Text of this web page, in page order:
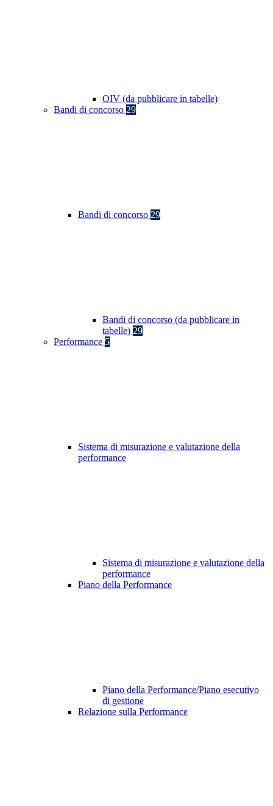
OIV (da pubblicare in tabelle)
Bandi di concorso 29
Bandi di concorso 29
Bandi di concorso (da pubblicare in
tabelle) 29
Performance 5
Sistema di misurazione e valutazione della
performance
Sistema di misurazione e valutazione della
performance
Piano della Performance
Piano della Performance/Piano esecutivo
di gestione
Relazione sulla Performance